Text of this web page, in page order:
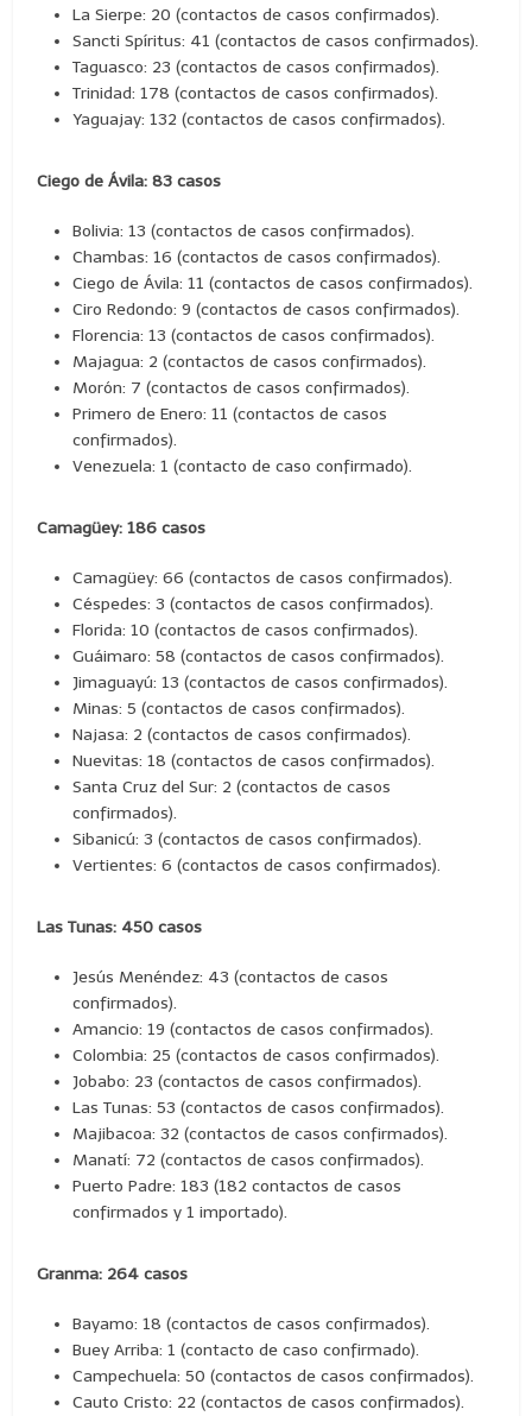
La Sierpe: 20 (contactos de casos confirmados).
Sancti Spíritus: 41 (contactos de casos confirmados).
Taguasco: 23 (contactos de casos confirmados).
Trinidad: 178 (contactos de casos confirmados).
Yaguajay: 132 (contactos de casos confirmados).
Ciego de Ávila: 83 casos
Bolivia: 13 (contactos de casos confirmados).
Chambas: 16 (contactos de casos confirmados).
Ciego de Ávila: 11 (contactos de casos confirmados).
Ciro Redondo: 9 (contactos de casos confirmados).
Florencia: 13 (contactos de casos confirmados).
Majagua: 2 (contactos de casos confirmados).
Morón: 7 (contactos de casos confirmados).
Primero de Enero: 11 (contactos de casos
confirmados).
Venezuela: 1 (contacto de caso confirmado).
Camagüey: 186 casos
Camagüey: 66 (contactos de casos confirmados).
Céspedes: 3 (contactos de casos confirmados).
Florida: 10 (contactos de casos confirmados).
Guáimaro: 58 (contactos de casos confirmados).
Jimaguayú: 13 (contactos de casos confirmados).
Minas: 5 (contactos de casos confirmados).
Najasa: 2 (contactos de casos confirmados).
Nuevitas: 18 (contactos de casos confirmados).
Santa Cruz del Sur: 2 (contactos de casos
confirmados).
Sibanicú: 3 (contactos de casos confirmados).
Vertientes: 6 (contactos de casos confirmados).
Las Tunas: 450 casos
Jesús Menéndez: 43 (contactos de casos
confirmados).
Amancio: 19 (contactos de casos confirmados).
Colombia: 25 (contactos de casos confirmados).
Jobabo: 23 (contactos de casos confirmados).
Las Tunas: 53 (contactos de casos confirmados).
Majibacoa: 32 (contactos de casos confirmados).
Manatí: 72 (contactos de casos confirmados).
Puerto Padre: 183 (182 contactos de casos
confirmados y 1 importado).
Granma: 264 casos
Bayamo: 18 (contactos de casos confirmados).
Buey Arriba: 1 (contacto de caso confirmado).
Campechuela: 50 (contactos de casos confirmados).
Cauto Cristo: 22 (contactos de casos confirmados).